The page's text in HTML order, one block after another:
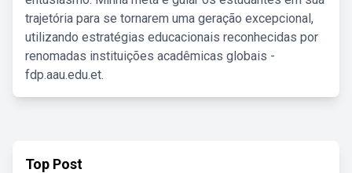
trajetória para se tornarem uma geração excepcional,
utilizando estratégias educacionais reconhecidas por
renomadas instituições acadêmicas globais -
fdp.aau.edu.et.
Top Post